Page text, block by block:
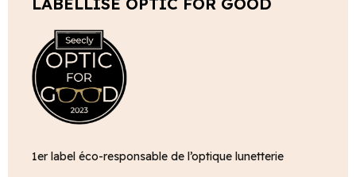
1er label éco-responsable de l’optique lunetterie